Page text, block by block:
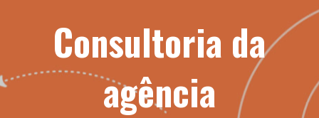
Consultoria da
agência